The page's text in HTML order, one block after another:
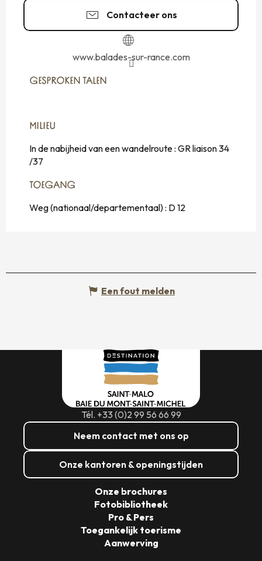
Contacteer ons
www.balades-sur-rance.com
GESPROKEN TALEN
GESPROKEN TALEN
MILIEU
MILIEU
In de nabijheid van een wandelroute : GR liaison 34
/37
TOEGANG
TOEGANG
Weg (nationaal/departementaal) : D 12
Een fout melden
Tél. +33 (0)2 99 56 66 99
Neem contact met ons op
Onze kantoren & openingstijden
Onze brochures
Fotobibliotheek
Pro & Pers
Toegankelijk toerisme
Aanwerving